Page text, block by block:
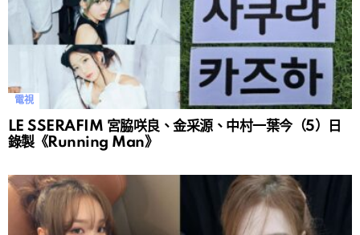
電視
LE SSERAFIM 宮脇咲良、金采源、中村一葉今（5）日
錄製《Running Man》